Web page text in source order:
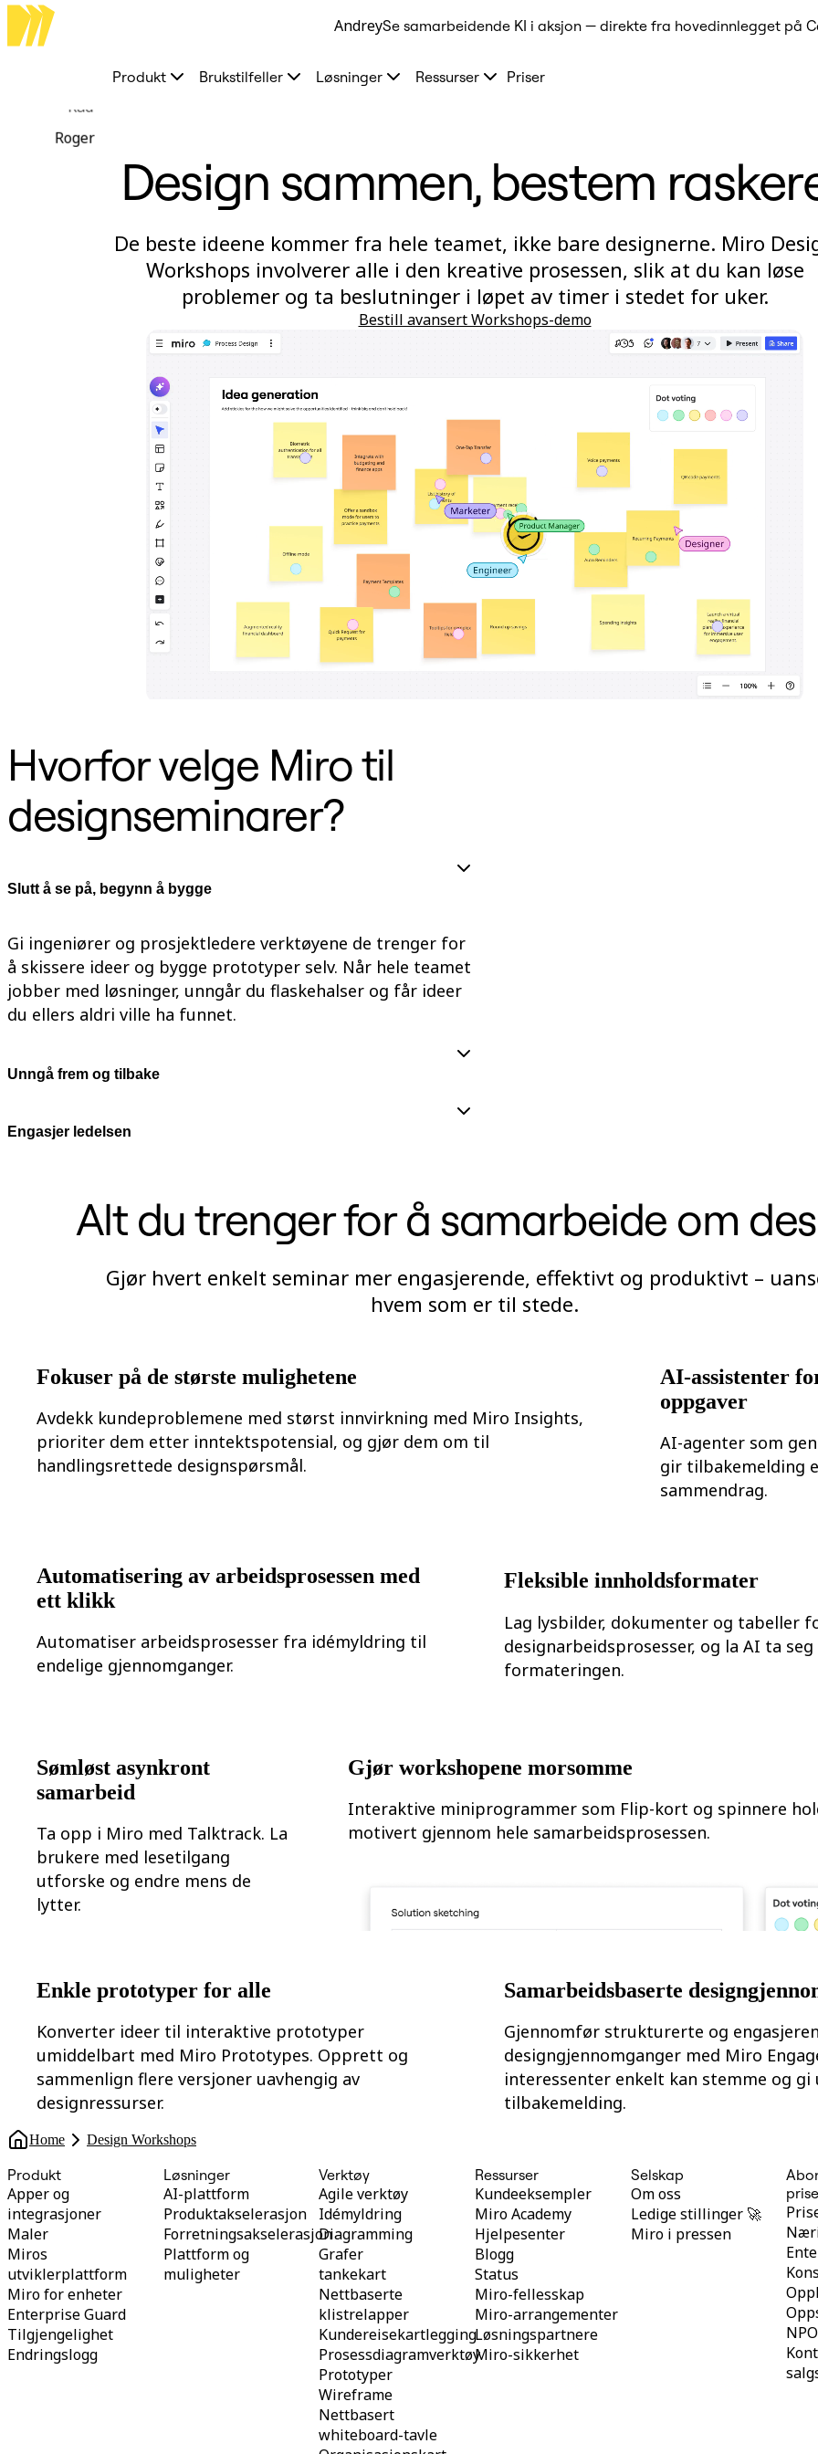
Produkt
Flows
KI Workflows
Forbindelser
MCP Server
Utforsk KI-håndbøker
Blueprints
Sikkerhet
Enterprise Guard
Utviklerplattform
Diagrammer
Kanban
Tidslinjer
TalkTrack
Tabeller
Utforsk KI-håndbøker
Utforsk Miroverse
Diagramming
Seminarer
Idémyldring
Tankekart
Konseptkart
Prosessdiagrammer
Kundereisekartlegging
Forskningsoppsummering
Design Workshops
Planning & Delivery
Målplanlegging
Organisasjonsdesign
Enterprise
Små bedrifter
Digital
Profesjonelle tjenester
Produksjon
Varehandel
Finansielle tjenester
Design og UX
Drift
KI-transformasjon
Transformasjon av arbeidsmåter
Sky- og programvaretransformasjon
Reforge læring
Fellesskap og støtte
Hjelpesenter
Arrangementer
Fellesskap
Blogg
Partnere og tjenester
AndreySe samarbeidende KI i aksjon — direkte fra hovedinnlegget på
Produkt Brukstilfeller Løsninger Ressurser Priser
Roger
Design sammen, bestem
De beste ideene kommer fra hele teamet, ikke bare designerne. Miro
Workshops involverer alle i den kreative prosessen, slik at du kan løse
problemer og ta beslutninger i løpet av timer i stedet for uker.
Bestill avansert Workshops-demo
Hvorfor velge Miro til
designseminarer?
Slutt å se på, begynn å bygge
Gi ingeniører og prosjektledere verktøyene de trenger for
å skissere ideer og bygge prototyper selv. Når hele teamet
jobber med løsninger, unngår du flaskehalser og får ideer
du ellers aldri ville ha funnet.
Unngå frem og tilbake
Engasjer ledelsen
Alt du trenger for å samarbeide om
Gjør hvert enkelt seminar mer engasjerende, effektivt og produktivt –
hvem som er til stede.
Fokuser på de største mulighetene
Avdekk kundeproblemene med størst innvirkning med Miro Insights,
prioriter dem etter inntektspotensial, og gjør dem om til
handlingsrettede designspørsmål.
AI-assistenter
oppgaver
AI-agenter som
gir tilbakemelding
sammendrag.
Automatisering av arbeidsprosessen med
ett klikk
Automatiser arbeidsprosesser fra idémyldring til
endelige gjennomganger.
Fleksible innholdsformater
Lag lysbilder, dokumenter og tabeller
designarbeidsprosesser, og la AI ta seg
formateringen.
Sømløst asynkront
samarbeid
Ta opp i Miro med Talktrack. La
brukere med lesetilgang
utforske og endre mens de
lytter.
Gjør workshopene morsomme
Interaktive miniprogrammer som Flip-kort og spinnere
motivert gjennom hele samarbeidsprosessen.
Enkle prototyper for alle
Konverter ideer til interaktive prototyper
umiddelbart med Miro Prototypes. Opprett og
sammenlign flere versjoner uavhengig av
designressurser.
Samarbeidsbaserte
Gjennomfør strukturerte og
designgjennomganger med Miro
interessenter enkelt kan stemme og gi
tilbakemelding.
Home Design Workshops
Produkt
Apper og
integrasjoner
Maler
Miros
utviklerplattform
Miro for enheter
Enterprise Guard
Tilgjengelighet
Endringslogg
Løsninger
AI-plattform
Produktakselerasjon
Forretningsakselerasjon
Plattform og
muligheter
Verktøy
Agile verktøy
Idémyldring
Diagramming
Grafer
tankekart
Nettbaserte
klistrelapper
Kundereisekartlegging
Prosessdiagramverktøy
Prototyper
Wireframe
Nettbasert
whiteboard-tavle
Ressurser
Kundeeksempler
Miro Academy
Hjelpesenter
Blogg
Status
Miro-fellesskap
Miro-arrangementer
Løsningspartnere
Miro-sikkerhet
Selskap
Om oss
Ledige stillinger 🚀
Miro i pressen